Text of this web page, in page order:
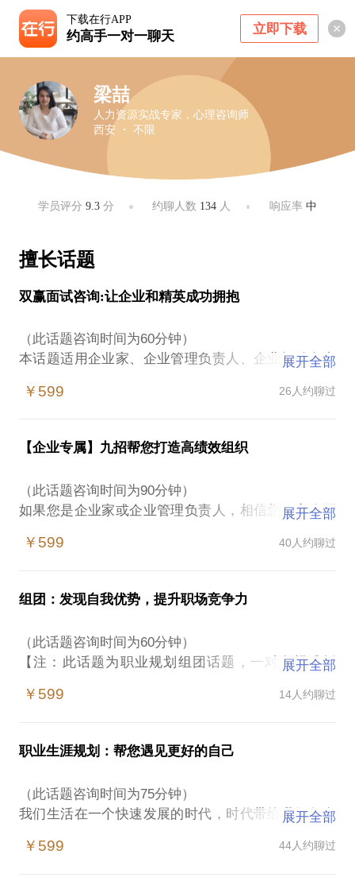
下载在行APP
约高手一对一聊天 立即下载
梁喆
人力资源实战专家，心理咨询师
西安 ・ 不限
学员评分9.3 分 约聊人数 134 人 响应率 中
擅长话题
双赢面试咨询:让企业和精英成功拥抱
（此话题咨询时间为60分钟）
本话题适用企业家、企业管理负责人、企业招聘负责
的“她”而困惑？
如何让双方成功拥抱，实现双赢？让我和您一起破
作为面试官：
DT时代，如何玩转互联网招聘？
如何规范邀约话术，降低面试爽约率？
如何在背调中了解您想要的信息？
疫情当下，如何进行人才优化？如果通过灵活用工降
您知道面试官欣赏的简历长什么样？
您不得不知道的职场礼仪？
如何让面试官确定您就是最适合的人？
指导您如何达成涨薪30%的路径方法？
展开全部
￥599 26人约聊过
【企业专属】九招帮您打造高绩效组织
（此话题咨询时间为90分钟）
如果您是企业家或企业管理负责人，相信您一定会面
1、战略规划年年定，目标任务却无法达成？
3、人力资源工作停留在事务表面，很难成为业务合作
伙伴？
务赋能？
5、绩效考核月月考，业绩平平，员工却满不在乎？
6、企业文化天天背，却很难真正领悟并落实到行动？
8、员工报怨薪资、福利没有竞争力，企业又不能一味
9、员工工作缺乏热情，团队激励不能持久？
10、执行力天天讲，可员工执行总是不到位？
12、80、90、00后有个性，难管理，用了很多方法还
展开全部
￥599 40人约聊过
组团：发现自我优势，提升职场竞争力
（此话题咨询时间为60分钟）
【注：此话题为职业规划组团话题，一对多模式授
咨询对象：在校大学生、应届毕业生、职场白领
如果您是在校大学生、应届毕业生：
如何规划自己的学业生涯？
来的职场？
如何在大学期间规划自己的职业生涯？
如何在实习期交出一份完美的实习报告？
展开全部
￥599 14人约聊过
职业生涯规划：帮您遇见更好的自己
（此话题咨询时间为75分钟）
我们生活在一个快速发展的时代，时代带给我们很多
惑、焦虑甚至迷茫。作为一名心理咨询师，生涯发展
展开全部
￥599 44人约聊过